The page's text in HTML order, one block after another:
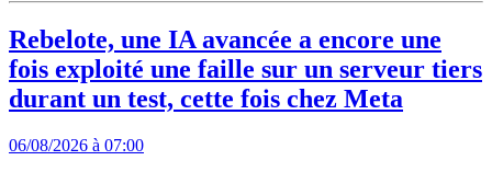
Rebelote, une IA avancée a encore une
fois exploité une faille sur un serveur tiers
durant un test, cette fois chez Meta
06/08/2026 à 07:00